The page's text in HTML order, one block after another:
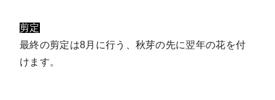
剪定
最終の剪定は8月に行う、秋芽の先に翌年の花を付
けます。